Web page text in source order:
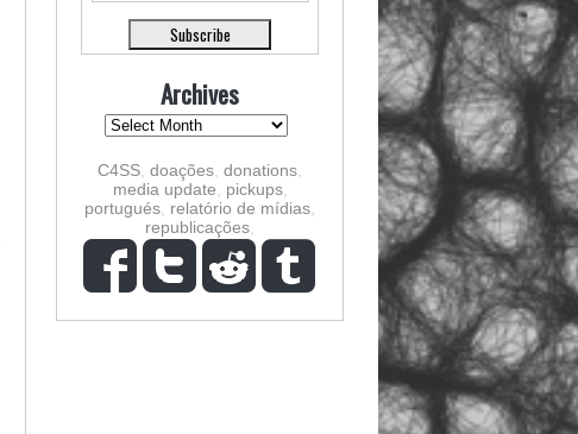
Archives
C4SS doações donations
media update
pickups,
portugués relatório de mídias
republicações